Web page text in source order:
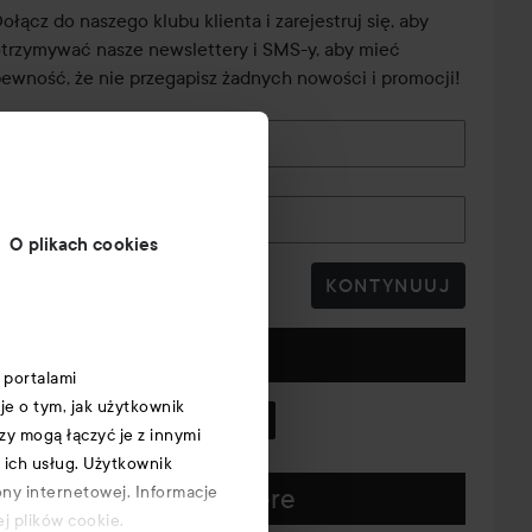
O plikach cookies
o tym, jak użytkownik
mogą łączyć je z innymi
usług. Użytkownik
internetowej. Informacje
plików cookie.
do naszego klubu klienta i zarejestruj się, aby
nasze newslettery i SMS-y, aby mieć
że nie przegapisz żadnych nowości i promocji!
KONTYNUUJ
Download our app here